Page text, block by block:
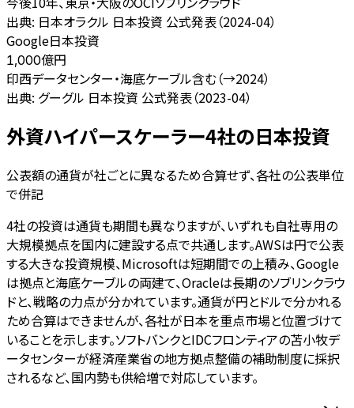
出典: 日本オラクル 日本投資 公式発表（2024-04）
Google日本投資
1,000億円
印西データセンター・海底ケーブル含む（→2024）
出典: グーグル 日本投資 公式発表（2023-04）
外資ハイパースケーラー4社の日本投資
公表額の通貨が社ごとに異なるため合算せず、各社の公表単位
で併記
4社の投資は通貨も期間も異なりますが、いずれも自社専用の
大規模拠点を国内に建設する点で共通します。AWSは円で公表
する大きな投資規模、Microsoftは短期間での上積み、Google
は拠点と海底ケーブルの両建て、Oracleは長期のソブリンクラウ
ドと、戦略の力点が分かれています。通貨が円とドルで分かれる
ため合算はできませんが、各社が日本を重点市場と位置づけて
いることを示します。ソフトバンクとIDCフロンティアの苫小牧デ
ータセンターが経済産業省の地方拠点整備の補助制度に採択
されるなど、国内勢も供給増で対応しています。